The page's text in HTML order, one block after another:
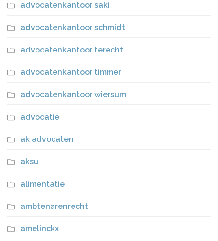
advocatenkantoor saki
advocatenkantoor schmidt
advocatenkantoor terecht
advocatenkantoor timmer
advocatenkantoor wiersum
advocatie
ak advocaten
aksu
alimentatie
ambtenarenrecht
amelinckx